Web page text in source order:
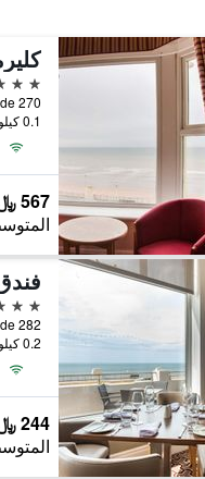
3 نجوم
270 North Promenade, بلاكبول, المملكة المتحدة
0.1 كيلومتر عن وسط المدينة
567 ﷼
3 نجوم
282 North Promenade, بلاكبول, المملكة المتحدة
0.2 كيلومتر عن وسط المدينة
244 ﷼